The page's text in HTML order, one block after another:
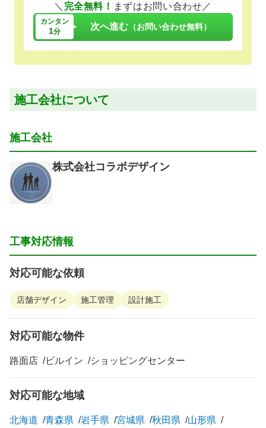
＼ 完全無料！ まずはお問い合わせ／
カンタン
1分 次へ進む （お問い合わせ無料）
施工会社について
施工会社
株式会社コラボデザイン
工事対応情報
対応可能な依頼
店舗デザイン 施工管理 設計施工
対応可能な物件
路面店 ビルイン ショッピングセンター
対応可能な地域
北海道 青森県 岩手県 宮城県 秋田県
山形県